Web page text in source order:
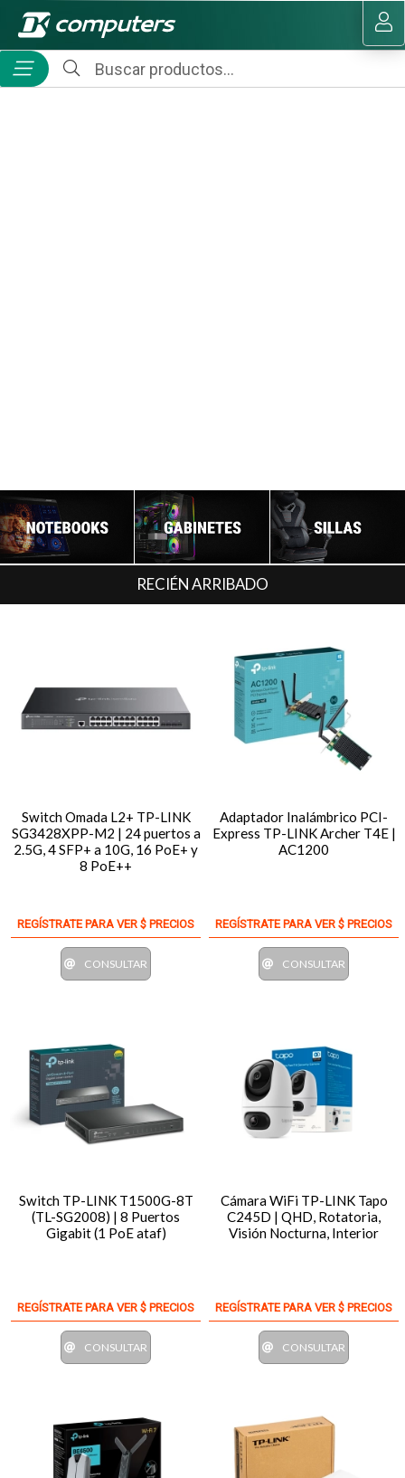
MI COMPRA
RECIÉN ARRIBADO
Switch Omada L2+ TP-LINK
SG3428XPP-M2 | 24 puertos a
2.5G, 4 SFP+ a 10G, 16 PoE+ y
8 PoE++
REGÍSTRATE PARA VER $ PRECIOS
CONSULTAR
Adaptador Inalámbrico PCI-
Express TP-LINK Archer T4E |
AC1200
REGÍSTRATE PARA VER $ PRECIOS
CONSULTAR
Switch TP-LINK T1500G-8T
(TL-SG2008) | 8 Puertos
Gigabit (1 PoE ataf)
REGÍSTRATE PARA VER $ PRECIOS
CONSULTAR
Cámara WiFi TP-LINK Tapo
C245D | QHD, Rotatoria,
Visión Nocturna, Interior
REGÍSTRATE PARA VER $ PRECIOS
CONSULTAR